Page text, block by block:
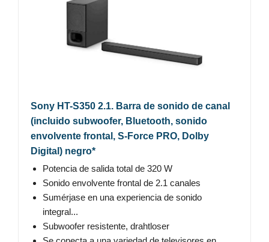
Sony HT-S350 2.1. Barra de sonido de canal
(incluido subwoofer, Bluetooth, sonido
envolvente frontal, S-Force PRO, Dolby
Digital) negro*
Potencia de salida total de 320 W
Sonido envolvente frontal de 2.1 canales
Sumérjase en una experiencia de sonido
integral...
Subwoofer resistente, drahtloser